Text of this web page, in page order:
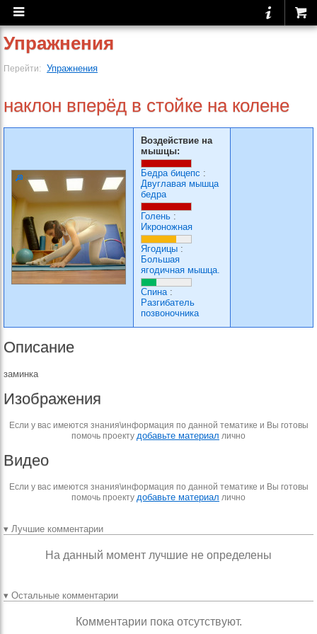
Упражнения
Перейти: Упражнения
наклон вперёд в стойке на колене
Воздействие на
мышцы:
Бедра бицепс :
Двуглавая мышца
бедра
Голень :
Икроножная
Ягодицы :
Большая
ягодичная мышца.
Спина:
Разгибатель
позвоночника
Описание
заминка
Изображения
Если у вас имеются знания\информация по данной тематике и Вы готовы
помочь проекту добавьте материал лично
Видео
Если у вас имеются знания\информация по данной тематике и Вы готовы
помочь проекту добавьте материал лично
▾ Лучшие комментарии
На данный момент лучшие не определены
▾ Остальные комментарии
Комментарии пока отсутствуют.